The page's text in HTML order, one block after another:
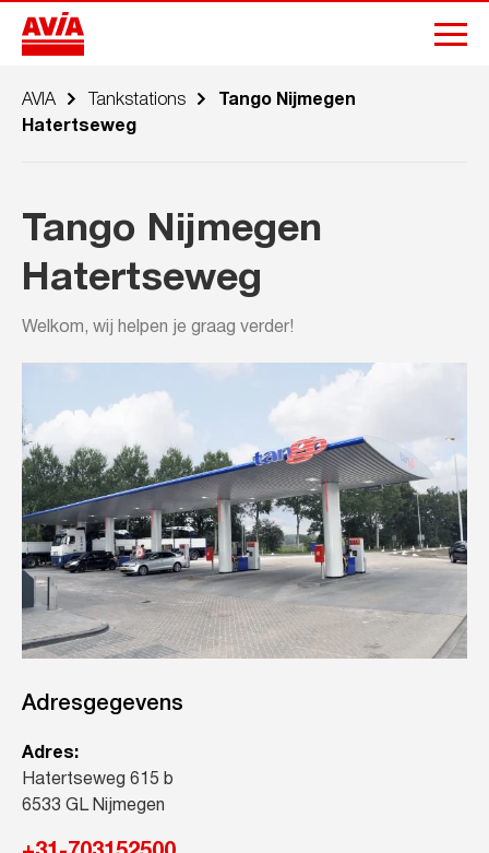
AVIA Tankstations
Tango Nijmegen
Hatertseweg
Tango Nijmegen
Hatertseweg
Welkom, wij helpen je graag verder!
Adresgegevens
Adres:
Hatertseweg 615 b
6533 GL Nijmegen